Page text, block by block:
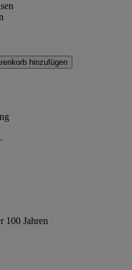
hinzufügen
100 Jahren